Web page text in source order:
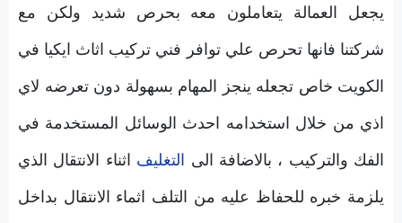
يجعل العمالة يتعاملون معه بحرص شديد ولكن مع
شركتنا فانها تحرص علي توافر فني تركيب اثاث ايكيا في
الكويت خاص تجعله ينجز المهام بسهولة دون تعرضه لاي
اذي من خلال استخدامه احدث الوسائل المستخدمة في
الفك والتركيب ، بالاضافة الى التغليف اثناء الانتقال الذي
يلزمة خبره للحفاظ عليه من التلف اثماء الانتقال بداخل